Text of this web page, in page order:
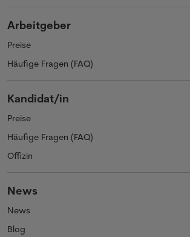
Arbeitgeber
Preise
Häufige Fragen (FAQ)
Kandidat/in
Preise
Häufige Fragen (FAQ)
Offizin
News
News
Blog